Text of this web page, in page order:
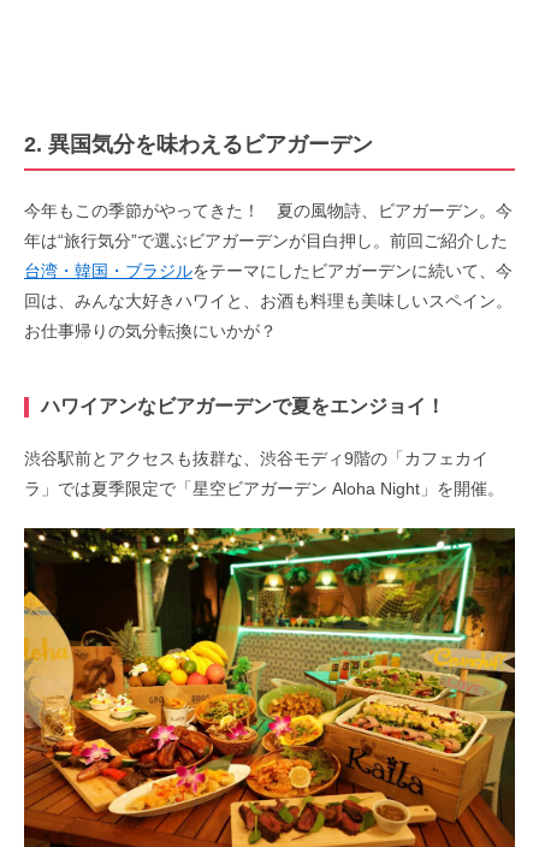
2. 異国気分を味わえるビアガーデン
今年もこの季節がやってきた！ 夏の風物詩、ビアガーデン。今
年は“旅行気分”で選ぶビアガーデンが目白押し。前回ご紹介した
台湾・韓国・ブラジルをテーマにしたビアガーデンに続いて、今
回は、みんな大好きハワイと、お酒も料理も美味しいスペイン。
お仕事帰りの気分転換にいかが？
ハワイアンなビアガーデンで夏をエンジョイ！
渋谷駅前とアクセスも抜群な、渋谷モディ9階の「カフェカイ
ラ」では夏季限定で「星空ビアガーデン Aloha Night」を開催。